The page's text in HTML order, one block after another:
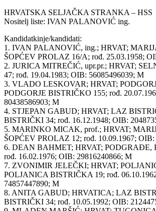
HRVATSKA SELJAČKA STRANKA – HSS
Nositelj liste: IVAN PALANOVIĆ ing.
Kandidatkinje/kandidati:
1. IVAN PALANOVIĆ, ing.; HRVAT;
ŠOPĆEV PROLAZ 16/A; rođ. 25.03.1958;
2. JURICA MITREČIĆ, upr.pr.; HRVAT;
47; rođ. 19.04.1983; OIB: 56085496039; M
3. VLADO LESKOVAR; HRVAT;
PODGORJE BISTRIČKO 155; rođ.
80438586903; M
4. STJEPAN GABUD; HRVAT; LAZ
BISTRIČKI 34; rođ. 16.12.1948; OIB:
5. MARINKO MICAK, prof.; HRVAT;
ŠOPĆEV PROLAZ 12; rođ. 10.09.1967;
6. DEAN BAHMET; HRVAT; PODGRAĐE,
rođ. 16.02.1976; OIB: 29816240866; M
7. ZVONIMIR JELEČKI; HRVAT;
POLJANICA BISTRIČKA 19; rođ.
74857447890; M
8. ANITA GABUD; HRVATICA; LAZ
BISTRIČKI 34; rođ. 10.05.1992; OIB: